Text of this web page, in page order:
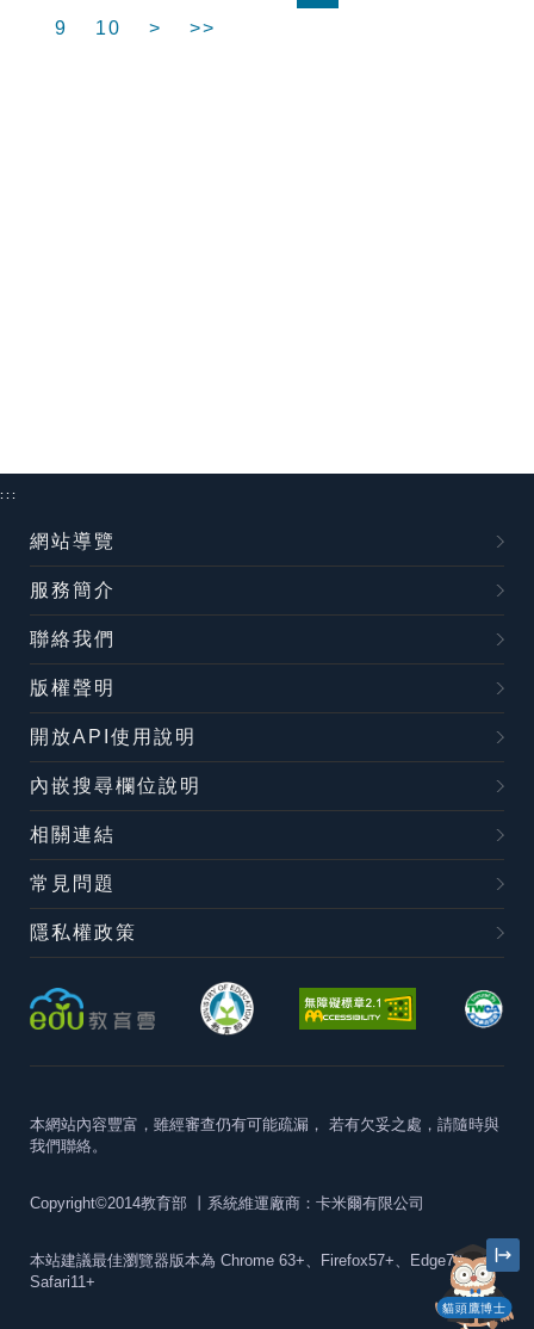
9
10 > >>
貓頭鷹博士
:::
網站導覽
服務簡介
聯絡我們
版權聲明
開放API使用說明
內嵌搜尋欄位說明
相關連結
常見問題
隱私權政策
本網站內容豐富，雖經審查仍有可能疏漏， 若有欠妥之處，請隨時與
我們聯絡。
Copyright©2014教育部 丨系統維運廠商：卡米爾有限公司
本站建議最佳瀏覽器版本為 Chrome 63+、Firefox57+、Edge79+及
Safari11+